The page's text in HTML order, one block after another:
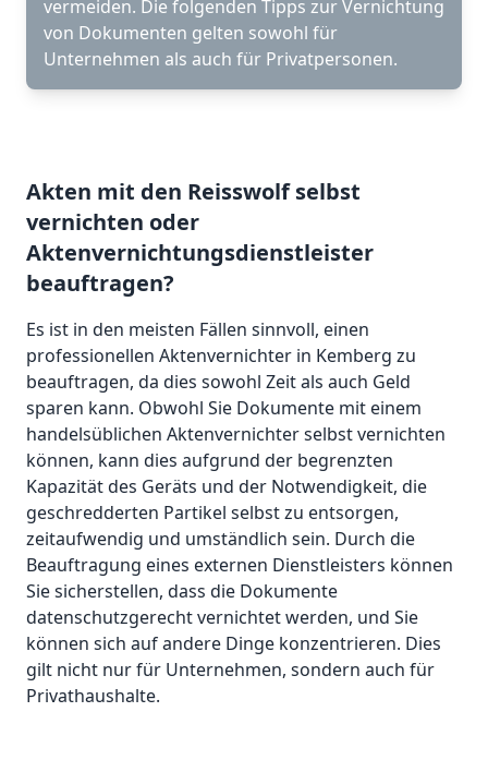
vermeiden. Die folgenden Tipps zur Vernichtung
von Dokumenten gelten sowohl für
Unternehmen als auch für Privatpersonen.
Akten mit den Reisswolf selbst
vernichten oder
Aktenvernichtungsdienstleister
beauftragen?
Es ist in den meisten Fällen sinnvoll, einen
professionellen Aktenvernichter in Kemberg zu
beauftragen, da dies sowohl Zeit als auch Geld
sparen kann. Obwohl Sie Dokumente mit einem
handelsüblichen Aktenvernichter selbst vernichten
können, kann dies aufgrund der begrenzten
Kapazität des Geräts und der Notwendigkeit, die
geschredderten Partikel selbst zu entsorgen,
zeitaufwendig und umständlich sein. Durch die
Beauftragung eines externen Dienstleisters können
Sie sicherstellen, dass die Dokumente
datenschutzgerecht vernichtet werden, und Sie
können sich auf andere Dinge konzentrieren. Dies
gilt nicht nur für Unternehmen, sondern auch für
Privathaushalte.